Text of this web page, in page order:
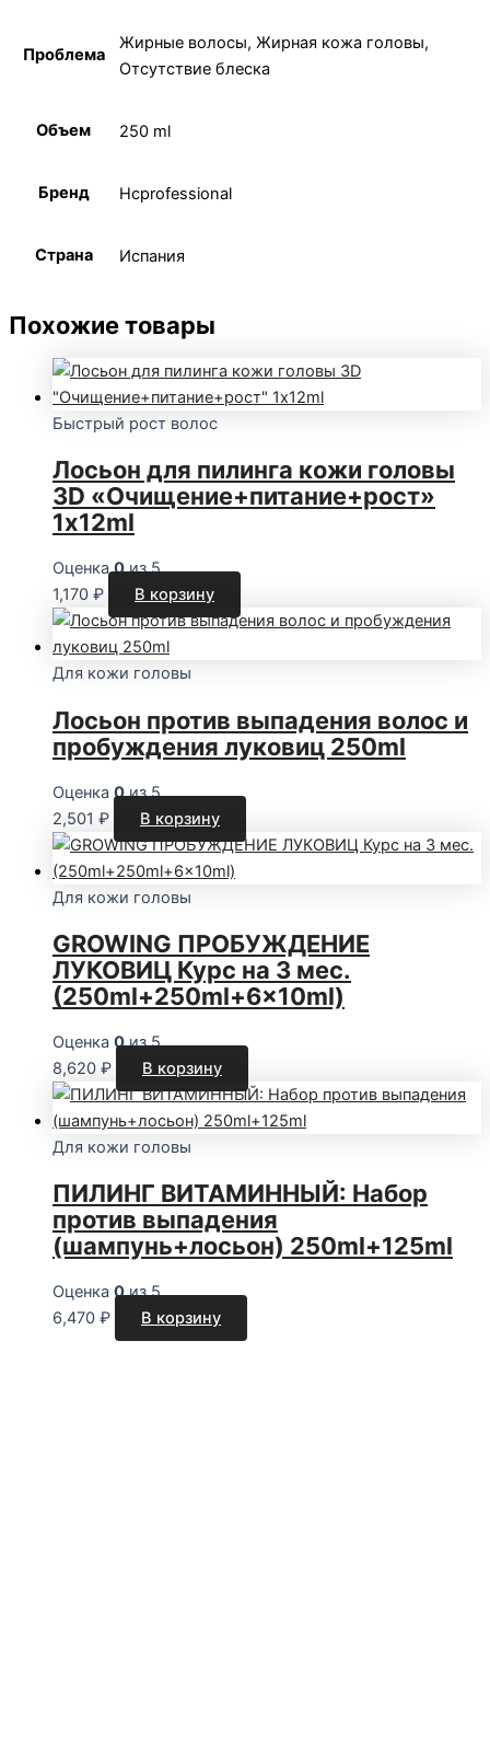
Проблема
Жирные волосы, Жирная кожа головы,
Отсутствие блеска
Объем 250 ml
Бренд Hcprofessional
Страна Испания
Похожие товары
Быстрый рост волос
Лосьон для пилинга кожи головы
3D «Очищение+питание+рост»
1x12ml
Оценка0из 5
1,170 ₽ В корзину
Для кожи головы
Лосьон против выпадения волос и
пробуждения луковиц 250ml
Оценка 0из 5
2,501 ₽ В корзину
Для кожи головы
GROWING ПРОБУЖДЕНИЕ
ЛУКОВИЦ Курс на 3 мес.
(250ml+250ml+6x10ml)
Оценка 0из 5
8,620 ₽ В корзину
Для кожи головы
ПИЛИНГ ВИТАМИННЫЙ: Набор
против выпадения
(шампунь+лосьон) 250ml+125ml
Оценка 0из 5
6,470 ₽ В корзину